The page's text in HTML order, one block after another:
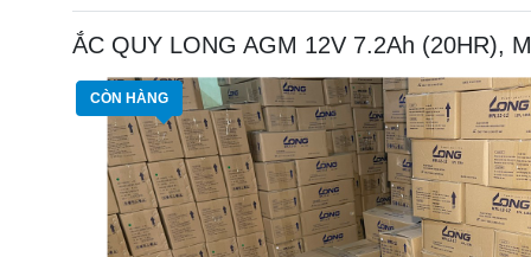
ẮC QUY LONG AGM 12V 7.2Ah (20HR),
CÒN HÀNG